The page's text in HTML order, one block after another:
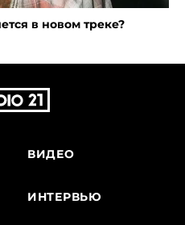
в новом треке?
ВИДЕО
ИНТЕРВЬЮ